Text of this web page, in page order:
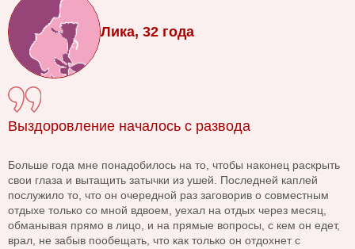
Лика, 32 года
Выздоровление началось с развода
Больше года мне понадобилось на то, чтобы наконец раскрыть
свои глаза и вытащить затычки из ушей. Последней каплей
послужило то, что он очередной раз заговорив о совместным
отдыхе только со мной вдвоем, уехал на отдых через месяц,
обманывая прямо в лицо, и на прямые вопросы, с кем он едет,
врал, не забыв пообещать, что как только он отдохнет с